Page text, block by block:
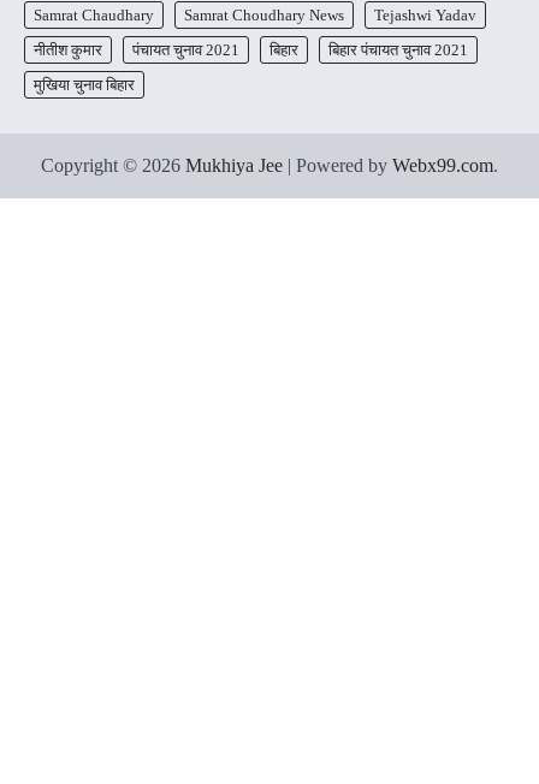
Samrat Chaudhary
Samrat Choudhary News
Tejashwi Yadav
नीतीश कुमार
पंचायत चुनाव 2021 बिहार
बिहार पंचायत चुनाव 2021
मुखिया चुनाव बिहार
Copyright © 2026 Mukhiya Jee | Powered by Webx99.com.